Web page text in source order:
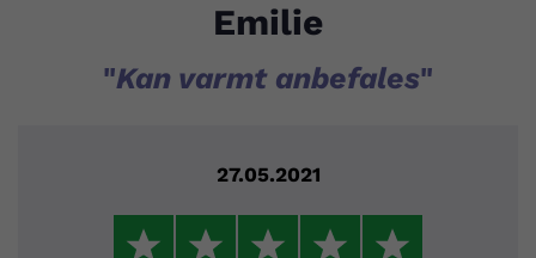
Emilie
"Kan varmt anbefales"
27.05.2021